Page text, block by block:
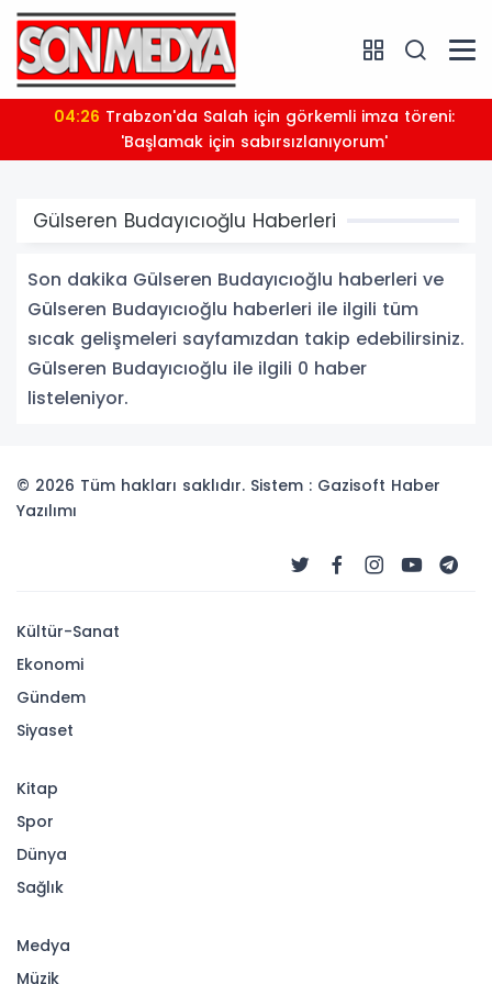
04:26Trabzon'da Salah için görkemli imza töreni:
'Başlamak için sabırsızlanıyorum'
Gülseren Budayıcıoğlu Haberleri
Son dakika Gülseren Budayıcıoğlu haberleri ve
Gülseren Budayıcıoğlu haberleri ile ilgili tüm
sıcak gelişmeleri sayfamızdan takip edebilirsiniz.
Gülseren Budayıcıoğlu ile ilgili 0 haber
listeleniyor.
© 2026 Tüm hakları saklıdır. Sistem : Gazisoft Haber
Yazılımı
Kültür-Sanat
Ekonomi
Gündem
Siyaset
Kitap
Spor
Dünya
Sağlık
Medya
Müzik